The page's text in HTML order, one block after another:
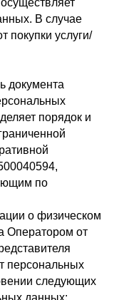
В случае
покупки услуги/
документа
порядок и
по
о физическом
Оператором от
персональных
следующих
данных: